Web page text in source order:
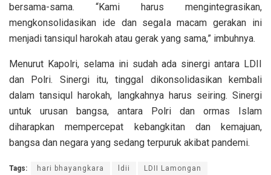
bersama-sama. “Kami harus mengintegrasikan,
mengkonsolidasikan ide dan segala macam gerakan ini
menjadi tansiqul harokah atau gerak yang sama,” imbuhnya.
Menurut Kapolri, selama ini sudah ada sinergi antara LDII
dan Polri. Sinergi itu, tinggal dikonsolidasikan kembali
dalam tansiqul harokah, langkahnya harus seiring. Sinergi
untuk urusan bangsa, antara Polri dan ormas Islam
diharapkan mempercepat kebangkitan dan kemajuan,
bangsa dan negara yang sedang terpuruk akibat pandemi.
Tags: hari bhayangkara ldii LDII Lamongan